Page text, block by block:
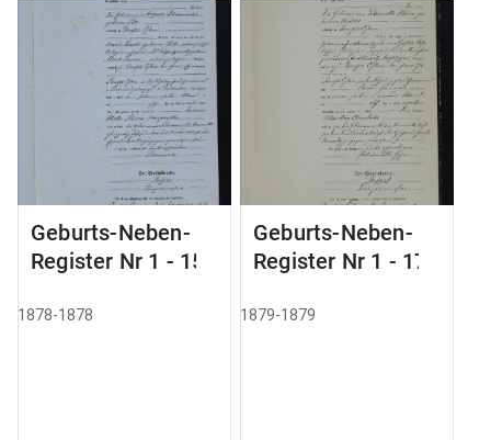
Geburts-Neben-
Register Nr 1 - 155
1878-1878
Geburts-Neben-
Register Nr 1 - 179
1879-1879